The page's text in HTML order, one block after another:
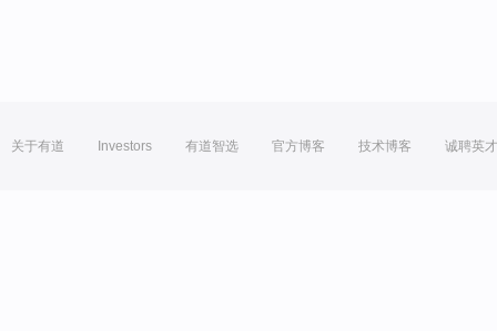
关于有道 Investors 有道智选 官方博客 技术博客 诚聘英才